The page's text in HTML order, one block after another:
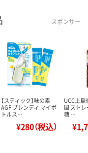
スポンサー
【スティック】味の素
AGF ブレンディ マイボ
トルス…
¥280（税込）
UCC上島
間 スト
糖 …